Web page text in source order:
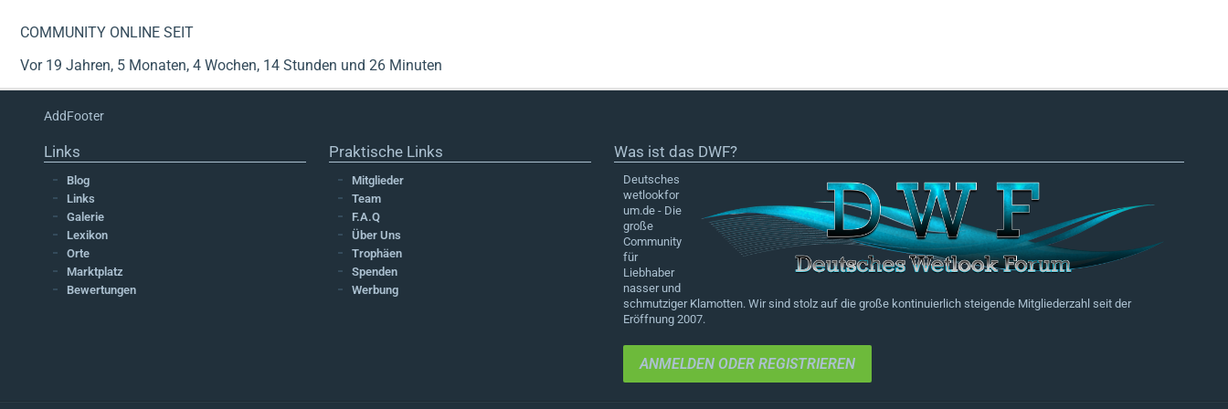
COMMUNITY ONLINE SEIT
Vor 19 Jahren, 5 Monaten, 4 Wochen, 14 Stunden und 26 Minuten
AddFooter
Links
Blog
Links
Galerie
Lexikon
Orte
Marktplatz
Bewertungen
Praktische Links
Mitglieder
Team
F.A.Q
Über Uns
Trophäen
Spenden
Werbung
Was ist das DWF?
Deutsches
wetlookfor
um.de - Die
große
Community
für
Liebhaber
nasser und
schmutziger Klamotten. Wir sind stolz auf die große kontinuierlich steigende Mitgliederzahl seit der
Eröffnung 2007.
ANMELDEN ODER REGISTRIEREN